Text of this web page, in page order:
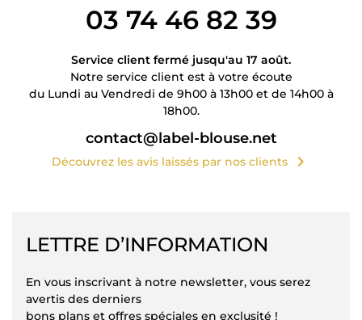
03 74 46 82 39
Service client fermé jusqu'au 17 août.
Notre service client est à votre écoute
du Lundi au Vendredi de 9h00 à 13h00 et de 14h00 à
18h00.
contact@label-blouse.net
Découvrez les avis laissés par nos clients chevron_right
LETTRE D’INFORMATION
En vous inscrivant à notre newsletter, vous serez
avertis des derniers
bons plans et offres spéciales en exclusité !